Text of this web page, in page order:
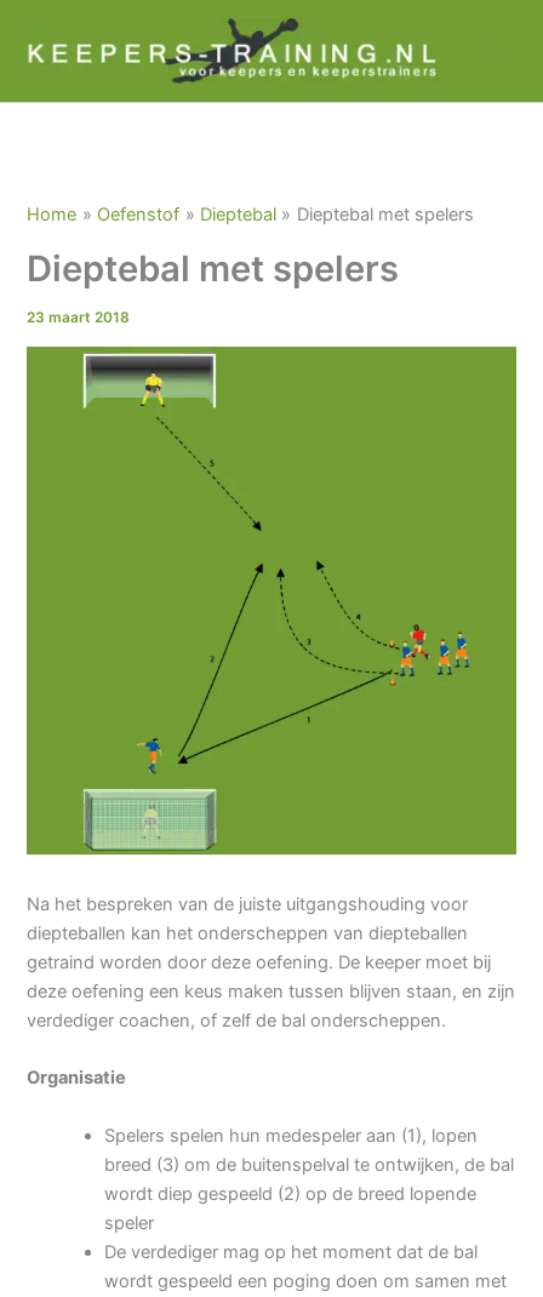
naar
inhoud
Home Oefenstof Dieptebal Dieptebal met spelers
Dieptebal met spelers
23 maart 2018
Na het bespreken van de juiste uitgangshouding voor
diepteballen kan het onderscheppen van diepteballen
getraind worden door deze oefening. De keeper moet bij
deze oefening een keus maken tussen blijven staan, en zijn
verdediger coachen, of zelf de bal onderscheppen.
Organisatie
Spelers spelen hun medespeler aan (1), lopen
breed (3) om de buitenspelval te ontwijken, de bal
wordt diep gespeeld (2) op de breed lopende
speler
De verdediger mag op het moment dat de bal
wordt gespeeld een poging doen om samen met